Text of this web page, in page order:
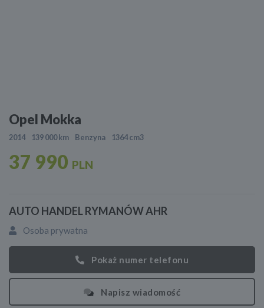
Opel Mokka
2014 139 000 km Benzyna 1364 cm3
37 990 PLN
AUTO HANDEL RYMANÓW AHR
Osoba prywatna
Pokaż numer telefonu
Napisz wiadomość